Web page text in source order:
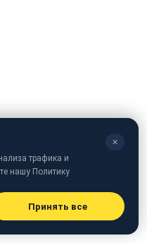
✕
трафика и
нашу Политику
Принять все